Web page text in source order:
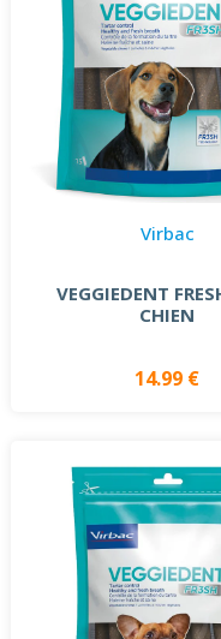
Virbac
VEGGIEDENT
CHIEN
14.99 €